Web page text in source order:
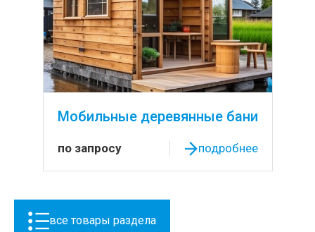
Мобильные деревянные бани
по запросу подробнее
все товары раздела